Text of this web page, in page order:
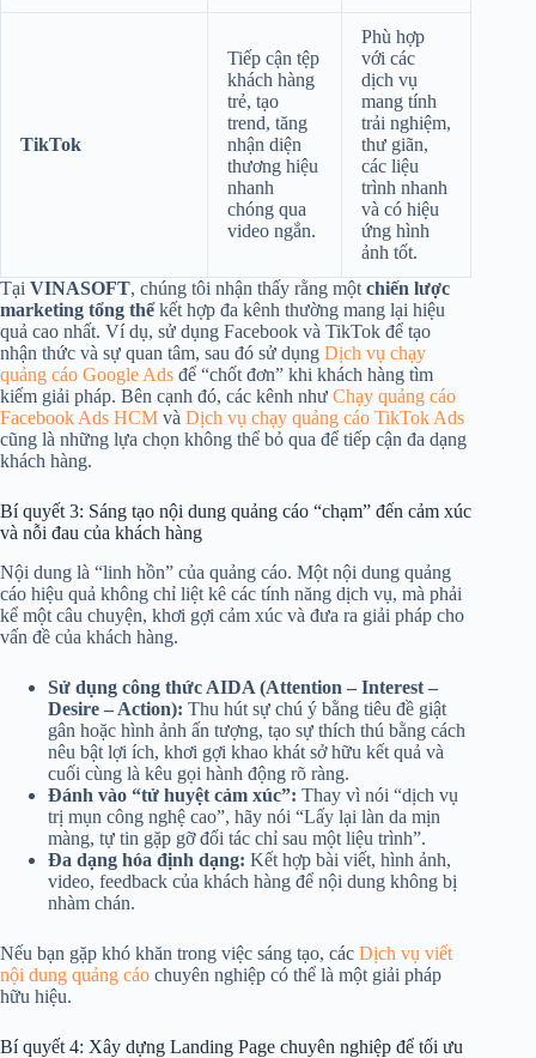
TikTok
Tiếp cận tệp
khách hàng
trẻ, tạo
trend, tăng
nhận diện
thương hiệu
nhanh
chóng qua
video ngắn.
Phù hợp
với các
dịch vụ
mang tính
trải nghiệm,
thư giãn,
các liệu
trình nhanh
và có hiệu
ứng hình
ảnh tốt.
Tại VINASOFT, chúng tôi nhận thấy rằng một chiến lược
marketing tổng thểkết hợp đa kênh thường mang lại hiệu
quả cao nhất. Ví dụ, sử dụng Facebook và TikTok để tạo
nhận thức và sự quan tâm, sau đó sử dụng Dịch vụ chạy
quảng cáo Google Ads để “chốt đơn” khi khách hàng tìm
kiếm giải pháp. Bên cạnh đó, các kênh như Chạy quảng cáo
Facebook Ads HCM và Dịch vụ chạy quảng cáo TikTok Ads
cũng là những lựa chọn không thể bỏ qua để tiếp cận đa dạng
khách hàng.
Bí quyết 3: Sáng tạo nội dung quảng cáo “chạm” đến cảm xúc
và nỗi đau của khách hàng
Nội dung là “linh hồn” của quảng cáo. Một nội dung quảng
cáo hiệu quả không chỉ liệt kê các tính năng dịch vụ, mà phải
kể một câu chuyện, khơi gợi cảm xúc và đưa ra giải pháp cho
vấn đề của khách hàng.
Sử dụng công thức AIDA (Attention – Interest –
Desire – Action): Thu hút sự chú ý bằng tiêu đề giật
gân hoặc hình ảnh ấn tượng, tạo sự thích thú bằng cách
nêu bật lợi ích, khơi gợi khao khát sở hữu kết quả và
cuối cùng là kêu gọi hành động rõ ràng.
Đánh vào “tử huyệt cảm xúc”: Thay vì nói “dịch vụ
trị mụn công nghệ cao”, hãy nói “Lấy lại làn da mịn
màng, tự tin gặp gỡ đối tác chỉ sau một liệu trình”.
Đa dạng hóa định dạng: Kết hợp bài viết, hình ảnh,
video, feedback của khách hàng để nội dung không bị
nhàm chán.
Nếu bạn gặp khó khăn trong việc sáng tạo, các Dịch vụ viết
nội dung quảng cáo chuyên nghiệp có thể là một giải pháp
hữu hiệu.
Bí quyết 4: Xây dựng Landing Page chuyên nghiệp để tối ưu